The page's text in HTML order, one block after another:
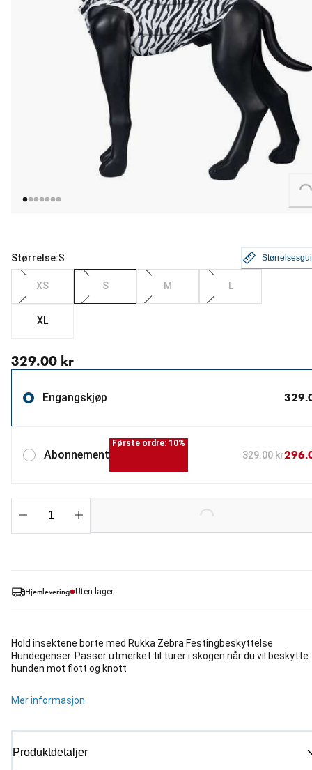
Loading...
Hjemlevering Uten lager
Hold insektene borte med Rukka Zebra Festingbeskyttelse
Hundegenser. Passer utmerket til turer i skogen når du vil beskytte
hunden mot flott og knott
Mer informasjon
Produktdetaljer
Størrelse:S
XS S M L
XL
329.00 kr
Engangskjøp
Abonnement
Første ordre: 10%
329.00 kr
Loading...